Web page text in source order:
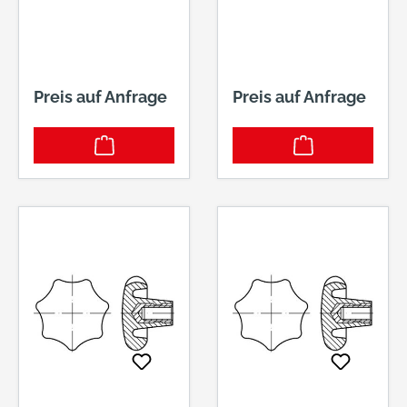
Preis auf Anfrage Preis auf Anfrage